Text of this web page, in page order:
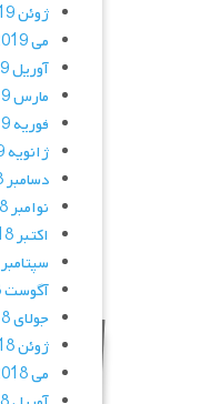
ژوئن 2019
می 2019
آوریل 2019
مارس 2019
فوریه 2019
ژانویه 2019
دسامبر 2018
نوامبر 2018
اکتبر 2018
سپتامبر 2018
آگوست 2018
جولای 2018
ژوئن 2018
می 2018